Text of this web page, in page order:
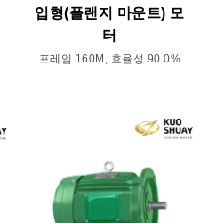
입형(플랜지 마운트) 모
터
프레임 160M, 효율성 90.0%